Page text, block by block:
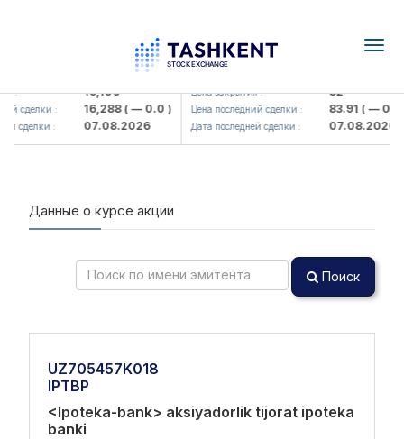
: 16,100
сделки : 16,288( — 0.0 )
сделки : 07.08.2026
KFSK (<Kafolat sug'urta
Цена закрытия : 82
Цена последний сделки : 83.91( — 0.0 )
Дата последней сделки : 07.08.2026
Данные о курсе акции
Поиск
UZ705457K018
IPTBP
<Ipoteka-bank> aksiyadorlik tijorat ipoteka
banki